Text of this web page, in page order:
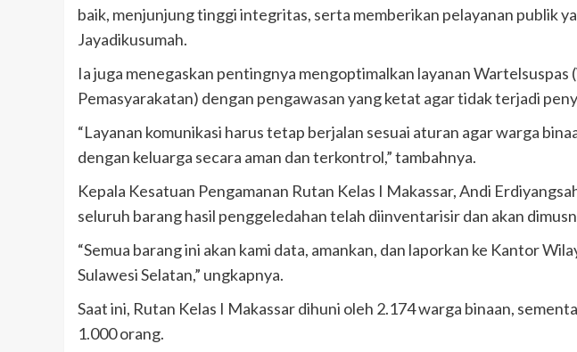
baik, menjunjung tinggi integritas, serta memberikan pelayanan publik
Jayadikusumah.
Ia juga menegaskan pentingnya mengoptimalkan layanan Wartelsuspas
Pemasyarakatan) dengan pengawasan yang ketat agar tidak terjadi
“Layanan komunikasi harus tetap berjalan sesuai aturan agar warga
dengan keluarga secara aman dan terkontrol,” tambahnya.
Kepala Kesatuan Pengamanan Rutan Kelas I Makassar, Andi
seluruh barang hasil penggeledahan telah diinventarisir dan akan
“Semua barang ini akan kami data, amankan, dan laporkan ke Kantor
Sulawesi Selatan,” ungkapnya.
Saat ini, Rutan Kelas I Makassar dihuni oleh 2.174 warga binaan,
1.000 orang.